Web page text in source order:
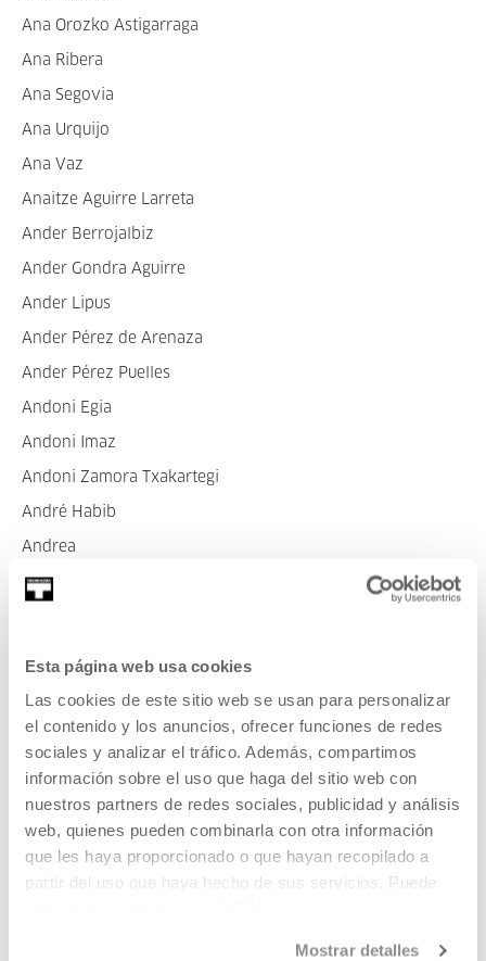
Esta página web usa cookies
Las cookies de este sitio web se usan para personalizar
el contenido y los anuncios, ofrecer funciones de redes
sociales y analizar el tráfico. Además, compartimos
información sobre el uso que haga del sitio web con
nuestros partners de redes sociales, publicidad y análisis
web, quienes pueden combinarla con otra información
que les haya proporcionado o que hayan recopilado a
partir del uso que haya hecho de sus servicios. Puede
Mostrar detalles
Ana Orozko Astigarraga
Ana Ribera
Ana Segovia
Ana Urquijo
Ana Vaz
Anaitze Aguirre Larreta
Ander Berrojalbiz
Ander Gondra Aguirre
Ander Lipus
Ander Pérez de Arenaza
Ander Pérez Puelles
Andoni Egia
Andoni Imaz
Andoni Zamora Txakartegi
André Habib
Andrea
Andrea Aguilera
Andrea Ganuza Santafé
Andrea Jaurrieta
Andrea Morán
Andrea Petit